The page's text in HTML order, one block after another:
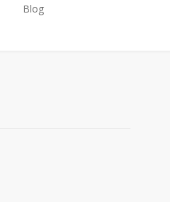
Blog